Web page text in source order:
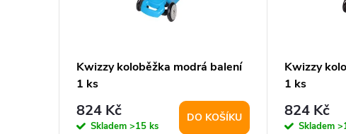
Kwizzy koloběžka modrá balení
1 ks
824 Kč
Skladem >15 ks
DO KOŠÍKU
Kwizzy
1 ks
824 Kč
Skladem